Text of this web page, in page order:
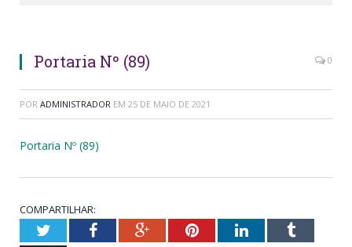
Portaria Nº (89) 0
POR ADMINISTRADOR EM 25 DE MAIO DE 2021
Portaria Nº (89)
COMPARTILHAR:
TwitterFacebookGoogle+PinterestLinkedInTumblr